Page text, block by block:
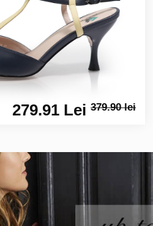
279.91 Lei379.90 lei